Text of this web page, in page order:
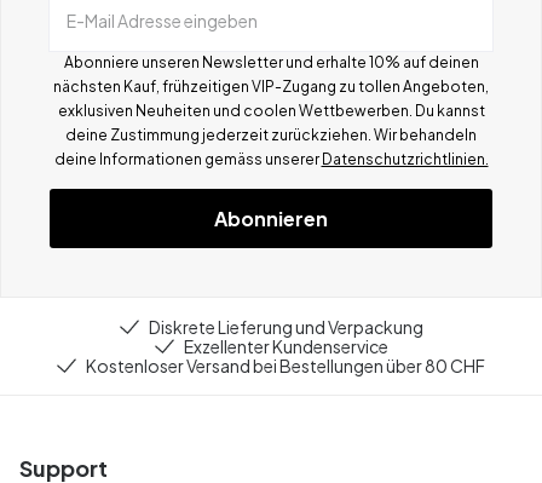
E-Mail Adresse eingeben
Abonniere unseren Newsletter und erhalte 10% auf deinen
nächsten Kauf, frühzeitigen VIP-Zugang zu tollen Angeboten,
exklusiven Neuheiten und coolen Wettbewerben. Du kannst
deine Zustimmung jederzeit zurückziehen. Wir behandeln
deine Informationen gemäss unserer Datenschutzrichtlinien.
Abonnieren
Diskrete Lieferung und Verpackung
Exzellenter Kundenservice
Kostenloser Versand bei Bestellungen über 80 CHF
Support